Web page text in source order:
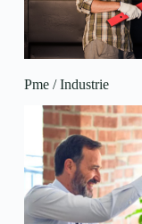
Pme / Industrie